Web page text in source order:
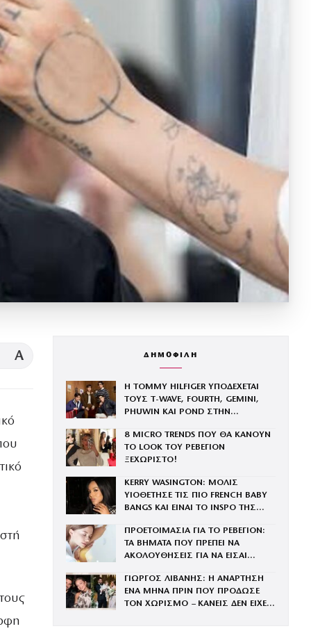
A ΔΗΜΟΦΙΛΗ
Η TOMMY HILFIGER ΥΠΟΔΕΧΕΤΑΙ
ΤΟΥΣ Τ-WAVE, FOURTH, GEMINI,
PHUWIN ΚΑΙ POND ΣΤΗΝ
8 MICRO TRENDS ΠΟΥ ΘΑ ΚΑΝΟΥΝ
ΤΟ LOOK ΤΟΥ ΡΕΒΕΓΙΟΝ
ΞΕΧΩΡΙΣΤΟ!
KERRY WASINGTON: ΜΟΛΙΣ
ΥΙΟΘΕΤΗΣΕ ΤΙΣ ΠΙΟ FRENCH BABY
BANGS ΚΑΙ ΕΙΝΑΙ ΤΟ INSPO ΤΗΣ
ΠΡΟΕΤΟΙΜΑΣΙΑ ΓΙΑ ΤΟ ΡΕΒΕΓΙΟΝ:
ΤΑ ΒΗΜΑΤΑ ΠΟΥ ΠΡΕΠΕΙ ΝΑ
ΑΚΟΛΟΥΘΗΣΕΙΣ ΓΙΑ ΝΑ ΕΙΣΑΙ
ΒΡΑΔΙΑ ΤΟΥ ΧΡΟΝΟΥ
ΓΙΩΡΓΟΣ ΛΙΒΑΝΗΣ: Η ΑΝΑΡΤΗΣΗ
ΕΝΑ ΜΗΝΑ ΠΡΙΝ ΠΟΥ ΠΡΟΔΩΣΕ
ΤΟΝ ΧΩΡΙΣΜΟ – ΚΑΝΕΙΣ ΔΕΝ ΕΙΧΕ